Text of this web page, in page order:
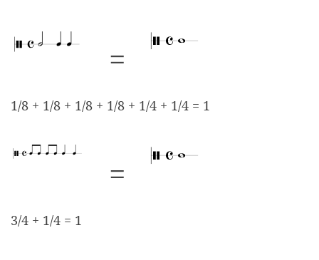
Beispieltakt mit einer Halben und zwei
=
1/8 + 1/8 + 1/8 + 1/8 + 1/4 + 1/4 = 1
Beispieltakt mit vier Achteln und zwei
=
3/4 + 1/4 = 1